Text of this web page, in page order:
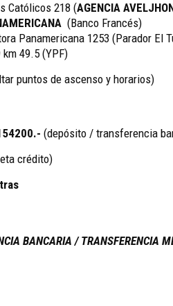
Católicos 218 (AGENCIA
(Banco Francés)
Panamericana 1253 (Parador El
km 49.5 (YPF)
puntos de ascenso y horarios)
(depósito / transferencia
crédito)
BANCARIA / TRANSFERENCIA